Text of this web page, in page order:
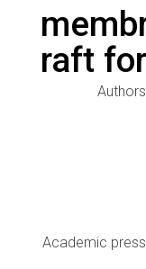
raft
Academic